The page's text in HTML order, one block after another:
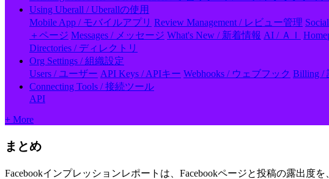
Using Uberall / Uberallの使用
Mobile App / モバイルアプリ Review Management / レビュー管理
＋ページ Messages / メッセージ What's New / 新着情報 AI / ＡＩ
Directories / ディレクトリ
Org Settings / 組織設定
Users / ユーザー API Keys / APIキー Webhooks / ウェブフック Billing /
Connecting Tools / 接続ツール
API
+ More
まとめ
Facebookインプレッションレポートは、Facebookページと投稿の露出